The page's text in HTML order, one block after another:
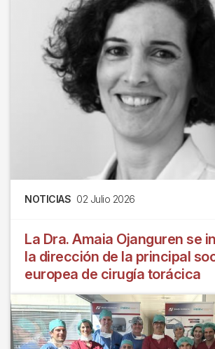
NOTICIAS 02 Julio 2026
La Dra. Amaia Ojanguren se
la dirección de la principal
europea de cirugía torácica